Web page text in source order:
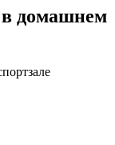
домашнем